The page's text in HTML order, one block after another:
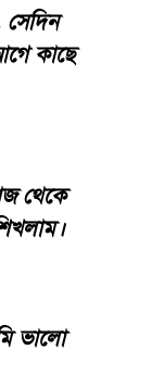
কাছে
থেকে
ভালো